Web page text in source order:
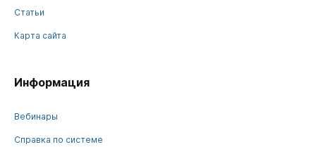
Статьи
Карта сайта
Информация
Вебинары
Справка по системе